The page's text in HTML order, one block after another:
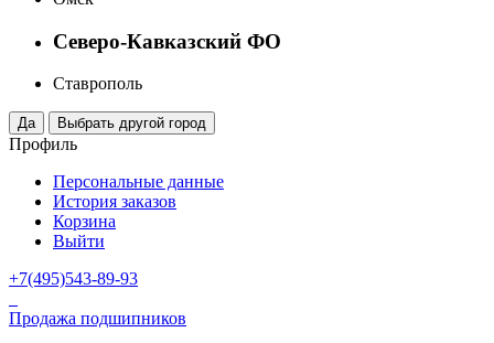
Северо-Кавказский ФО
Ставрополь
Профиль
Персональные данные
История заказов
Корзина
Выйти
+7(495)543-89-93
Продажа подшипников